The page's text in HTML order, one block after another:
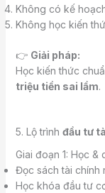
Không có kế
Không học kiến
👉 Giải pháp:
Học kiến thức
triệu tiền sai lầm.
5. Lộ trình đầu tư
Giai đoạn 1: Học &
Đọc sách tài chính
Học khóa đầu tư